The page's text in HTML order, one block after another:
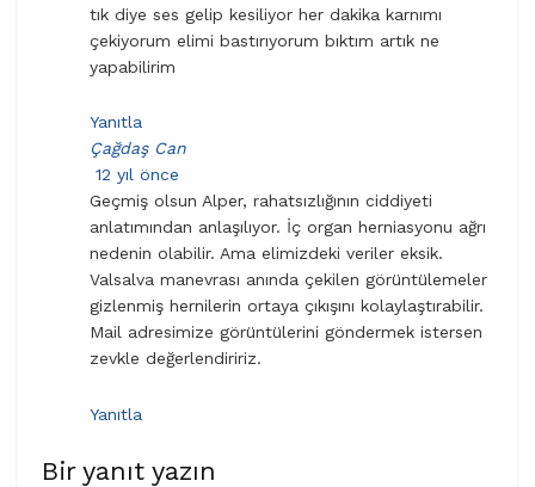
tık diye ses gelip kesiliyor her dakika karnımı
çekiyorum elimi bastırıyorum bıktım artık ne
yapabilirim
Yanıtla
Çağdaş Can
12 yıl önce
Geçmiş olsun Alper, rahatsızlığının ciddiyeti
anlatımından anlaşılıyor. İç organ herniasyonu ağrı
nedenin olabilir. Ama elimizdeki veriler eksik.
Valsalva manevrası anında çekilen görüntülemeler
gizlenmiş hernilerin ortaya çıkışını kolaylaştırabilir.
Mail adresimize görüntülerini göndermek istersen
zevkle değerlendiririz.
Yanıtla
Bir yanıt yazın